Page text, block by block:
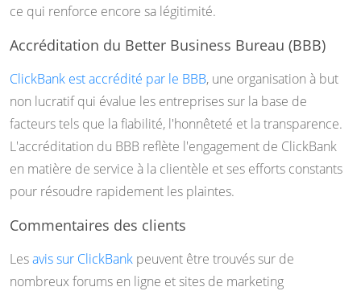
ce qui renforce encore sa légitimité.
Accréditation du Better Business Bureau (BBB)
ClickBank est accrédité par le BBB, une organisation à but
non lucratif qui évalue les entreprises sur la base de
facteurs tels que la fiabilité, l'honnêteté et la transparence.
L'accréditation du BBB reflète l'engagement de ClickBank
en matière de service à la clientèle et ses efforts constants
pour résoudre rapidement les plaintes.
Commentaires des clients
Lesavis sur ClickBank peuvent être trouvés sur de
nombreux forums en ligne et sites de marketing